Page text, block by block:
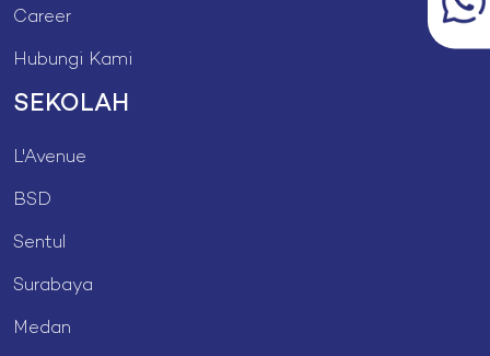
Career
Hubungi Kami
SEKOLAH
L'Avenue
BSD
Sentul
Surabaya
Medan